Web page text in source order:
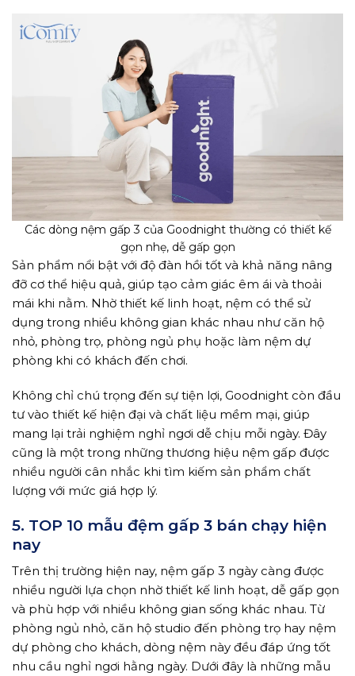
Các dòng nệm gấp 3 của Goodnight thường có thiết kế
gọn nhẹ, dễ gấp gọn
Sản phẩm nổi bật với độ đàn hồi tốt và khả năng nâng
đỡ cơ thể hiệu quả, giúp tạo cảm giác êm ái và thoải
mái khi nằm. Nhờ thiết kế linh hoạt, nệm có thể sử
dụng trong nhiều không gian khác nhau như căn hộ
nhỏ, phòng trọ, phòng ngủ phụ hoặc làm nệm dự
phòng khi có khách đến chơi.
Không chỉ chú trọng đến sự tiện lợi, Goodnight còn đầu
tư vào thiết kế hiện đại và chất liệu mềm mại, giúp
mang lại trải nghiệm nghỉ ngơi dễ chịu mỗi ngày. Đây
cũng là một trong những thương hiệu nệm gấp được
nhiều người cân nhắc khi tìm kiếm sản phẩm chất
lượng với mức giá hợp lý.
5. TOP 10 mẫu đệm gấp 3 bán chạy hiện
nay
Trên thị trường hiện nay, nệm gấp 3 ngày càng được
nhiều người lựa chọn nhờ thiết kế linh hoạt, dễ gấp gọn
và phù hợp với nhiều không gian sống khác nhau. Từ
phòng ngủ nhỏ, căn hộ studio đến phòng trọ hay nệm
dự phòng cho khách, dòng nệm này đều đáp ứng tốt
nhu cầu nghỉ ngơi hằng ngày. Dưới đây là những mẫu